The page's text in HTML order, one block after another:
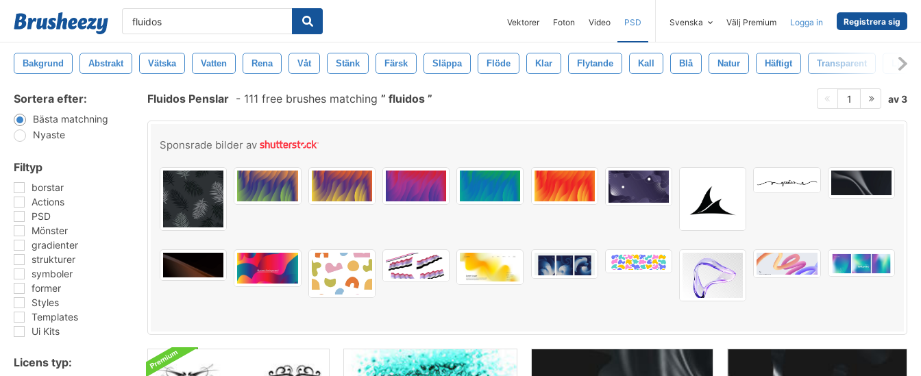
Vektorer Foton Video PSD Svenska Välj Premium Logga in Registrera sig
Bakgrund Abstrakt Vätska Vatten Rena Våt Stänk Färsk Släppa Flöde Klar Flytande Kall Blå Natur Häftigt Transparent Ljus
Sortera efter:
Bästa matchning
Nyaste
Filtyp
borstar
Actions
PSD
Mönster
gradienter
strukturer
symboler
former
Styles
Templates
Ui Kits
Licens typ:
Fluidos Penslar - 111 free brushes matching fluidos 1 av 3
Sponsrade bilder av